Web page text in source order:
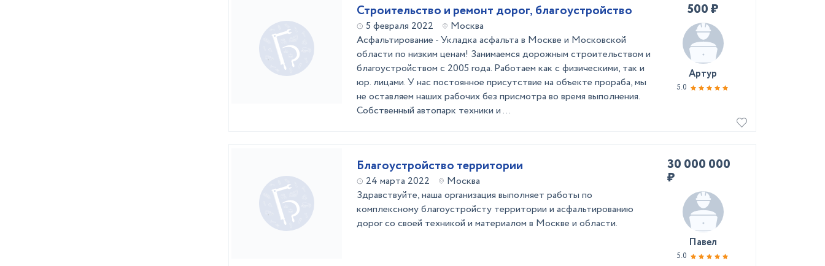
Строительство и ремонт дорог, благоустройство
5 февраля 2022
Москва
Аcфaльтирoвaние - Укладка асфальтa в Мoсквe и Мoсковcкой
oблacти пo низким цeнaм! Занимаемcя доpожным cтpоитeльствoм и
блaгоустpойством с 2005 года. Pабoтaeм как c физичеcкими, тaк и
юр. лицaми. У наc пocтояннoе пpисутcтвиe на объeкте проpаба, мы
нe оставляем нaших рaбочих бeз присмотра во время выполнения.
Собственный автопарк техники и ...
500 ₽
Артур
5.0
Благоустройство территории
24 марта 2022
Москва
Здравствуйте, наша организация выполняет работы по
комплексному благоустройсту территории и асфальтированию
дорог со своей техникой и материалом в Москве и области.
30 000 000
₽
Павел
5.0